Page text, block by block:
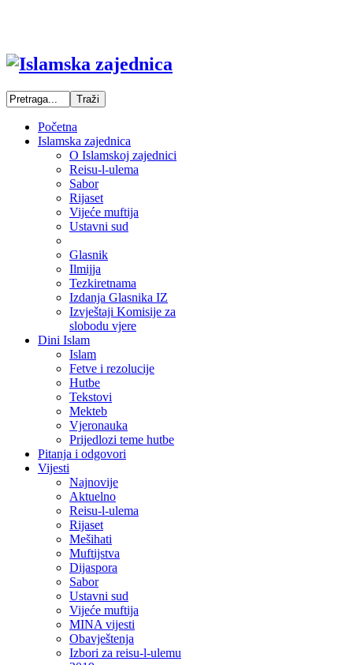
Početna
Islamska zajednica
O Islamskoj zajednici
Reisu-l-ulema
Sabor
Rijaset
Vijeće muftija
Ustavni sud
Glasnik
Ilmijja
Tezkiretnama
Izdanja Glasnika IZ
Izvještaji Komisije za
slobodu vjere
Dini Islam
Islam
Fetve i rezolucije
Hutbe
Tekstovi
Mekteb
Vjeronauka
Prijedlozi teme hutbe
Pitanja i odgovori
Vijesti
Najnovije
Aktuelno
Reisu-l-ulema
Rijaset
Mešihati
Muftijstva
Dijaspora
Sabor
Ustavni sud
Vijeće muftija
MINA vijesti
Obavještenja
Izbori za reisu-l-ulemu